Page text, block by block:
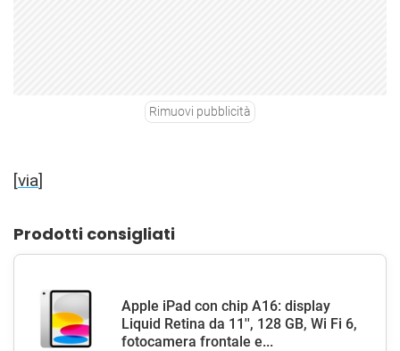
Rimuovi pubblicità
[via]
Prodotti consigliati
Apple iPad con chip A16: display
Liquid Retina da 11'', 128 GB, Wi Fi 6,
fotocamera frontale e...